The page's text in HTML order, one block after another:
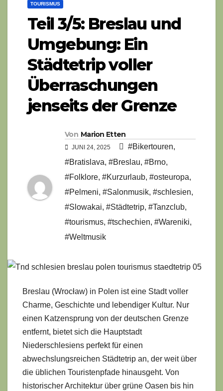
TOURISMUS
Teil 3/5: Breslau und
Umgebung: Ein
Städtetrip voller
Überraschungen
jenseits der Grenze
Von Marion Etten
JUNI 24, 2025 #Bikertouren,
#Bratislava, #Breslau, #Brno,
#Folklore, #Kurzurlaub, #osteuropa,
#Pelmeni, #Salonmusik, #schlesien,
#Slowakai, #Städtetrip, #Tanzclub,
#tourismus, #tschechien, #Wareniki,
#Weltmusik
Breslau (Wrocław) in Polen ist eine Stadt voller
Charme, Geschichte und lebendiger Kultur. Nur
einen Katzensprung von der deutschen Grenze
entfernt, bietet sich die Hauptstadt
Niederschlesiens perfekt für einen
abwechslungsreichen Städtetrip an, der weit über
die üblichen Touristenpfade hinausgeht. Von
historischer Architektur über grüne Oasen bis hin